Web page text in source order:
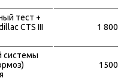
тест +
CTS III
1 800
системы
1500